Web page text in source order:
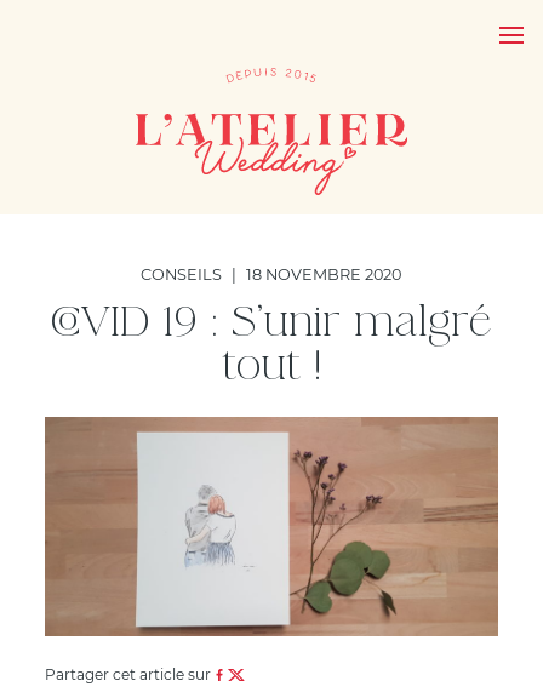
CONSEILS 18 NOVEMBRE 2020
COVID 19 : S’unir malgré
tout !
Partager cet article sur